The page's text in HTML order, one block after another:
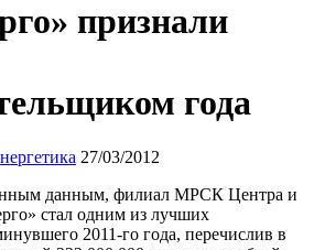
признали
года
27/03/2012
данным, филиал МРСК Центра и
стал одним из лучших
2011-го года, перечислив в